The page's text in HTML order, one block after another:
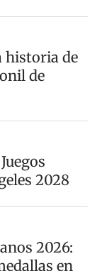
historia de
de
2028
2026:
en